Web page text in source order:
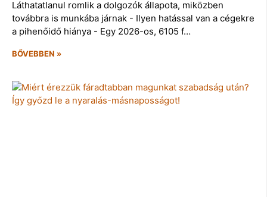
Láthatatlanul romlik a dolgozók állapota, miközben
továbbra is munkába járnak - Ilyen hatással van a cégekre
a pihenőidő hiánya - Egy 2026-os, 6105 f…
BŐVEBBEN »